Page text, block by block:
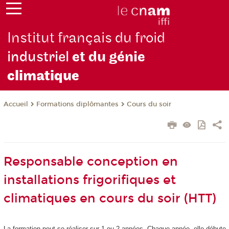
Institut français du froid
industrielet du génie
climatique
Accueil Formations diplômantes Cours du soir
Responsable conception en
installations frigorifiques et
climatiques en cours du soir (HTT)